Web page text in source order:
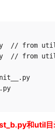
// from
// from
和util目